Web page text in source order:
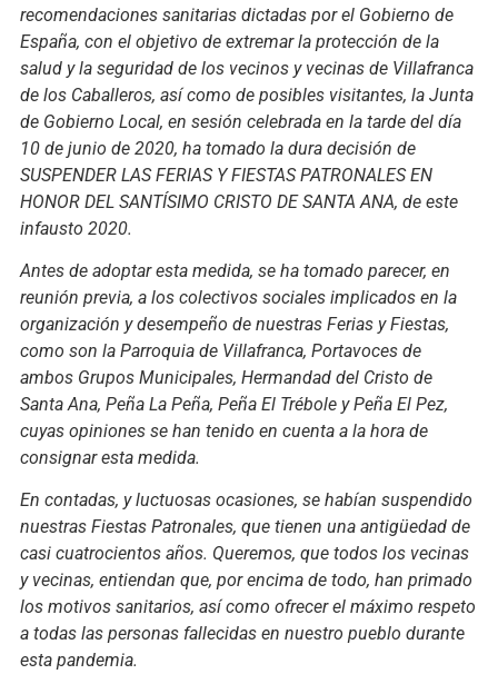
recomendaciones sanitarias dictadas por el Gobierno de
España, con el objetivo de extremar la protección de la
salud y la seguridad de los vecinos y vecinas de Villafranca
de los Caballeros, así como de posibles visitantes, la Junta
de Gobierno Local, en sesión celebrada en la tarde del día
10 de junio de 2020, ha tomado la dura decisión de
SUSPENDER LAS FERIAS Y FIESTAS PATRONALES EN
HONOR DEL SANTÍSIMO CRISTO DE SANTA ANA, de este
infausto 2020.
Antes de adoptar esta medida, se ha tomado parecer, en
reunión previa, a los colectivos sociales implicados en la
organización y desempeño de nuestras Ferias y Fiestas,
como son la Parroquia de Villafranca, Portavoces de
ambos Grupos Municipales, Hermandad del Cristo de
Santa Ana, Peña La Peña, Peña El Trébole y Peña El Pez,
cuyas opiniones se han tenido en cuenta a la hora de
consignar esta medida.
En contadas, y luctuosas ocasiones, se habían suspendido
nuestras Fiestas Patronales, que tienen una antigüedad de
casi cuatrocientos años. Queremos, que todos los vecinas
y vecinas, entiendan que, por encima de todo, han primado
los motivos sanitarios, así como ofrecer el máximo respeto
a todas las personas fallecidas en nuestro pueblo durante
esta pandemia.